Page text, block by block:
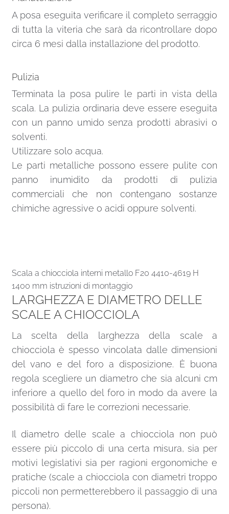
A posa eseguita verificare il completo serraggio
di tutta la viteria che sarà da ricontrollare dopo
circa 6 mesi dalla installazione del prodotto.
Pulizia
Terminata la posa pulire le parti in vista della
scala. La pulizia ordinaria deve essere eseguita
con un panno umido senza prodotti abrasivi o
solventi.
Utilizzare solo acqua.
Le parti metalliche possono essere pulite con
panno inumidito da prodotti di pulizia
commerciali che non contengano sostanze
chimiche agressive o acidi oppure solventi.
Scala a chiocciola interni metallo F20 4410-4619 H
1400 mm istruzioni di montaggio
LARGHEZZA E DIAMETRO DELLE
SCALE A CHIOCCIOLA
La scelta della larghezza della scale a
chiocciola è spesso vincolata dalle dimensioni
del vano e del foro a disposizione. È buona
regola scegliere un diametro che sia alcuni cm
inferiore a quello del foro in modo da avere la
possibilità di fare le correzioni necessarie.
Il diametro delle scale a chiocciola non può
essere più piccolo di una certa misura, sia per
motivi legislativi sia per ragioni ergonomiche e
pratiche (scale a chiocciola con diametri troppo
piccoli non permetterebbero il passaggio di una
persona).